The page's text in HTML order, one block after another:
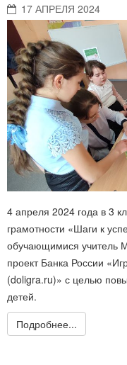
17 АПРЕЛЯ 2024
4 апреля 2024 года в 3
грамотности «Шаги к
обучающимися учитель
проект Банка России
(doligra.ru)» с целью
детей.
Подробнее...